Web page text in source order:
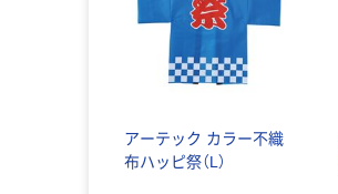
アーテック カラー不織
布ハッピ祭（L）